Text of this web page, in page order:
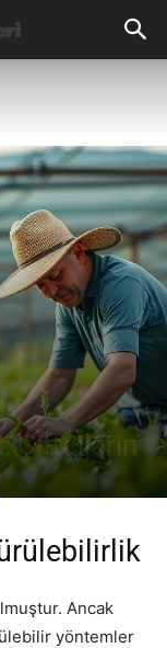
Çiftçilerin
Ancak
yöntemler